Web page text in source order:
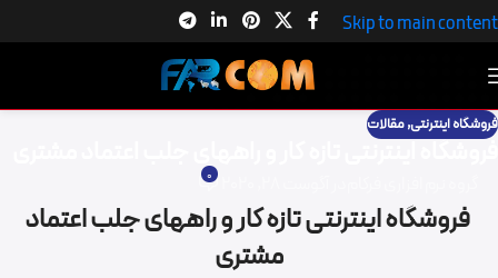
Skip to main content
فروشگاه اینترنتی,مقالات
0
فروشگاه اینترنتی تازه کار و راههای جلب اعتماد
مشتری